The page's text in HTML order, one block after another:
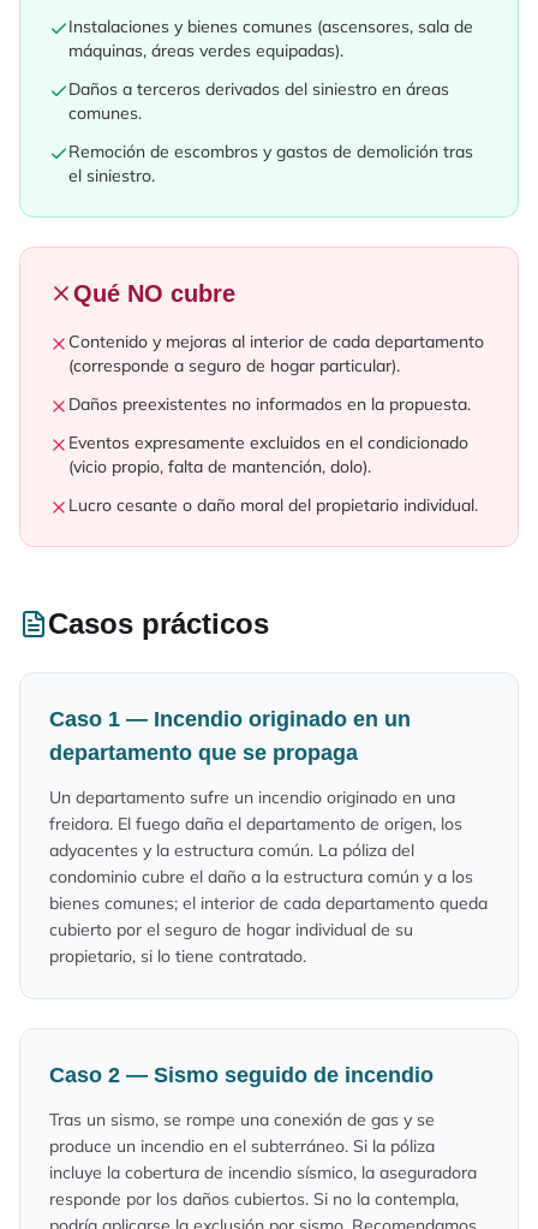
Instalaciones y bienes comunes (ascensores, sala de
máquinas, áreas verdes equipadas).
Daños a terceros derivados del siniestro en áreas
comunes.
Remoción de escombros y gastos de demolición tras
el siniestro.
Qué NO cubre
Contenido y mejoras al interior de cada departamento
(corresponde a seguro de hogar particular).
Daños preexistentes no informados en la propuesta.
Eventos expresamente excluidos en el condicionado
(vicio propio, falta de mantención, dolo).
Lucro cesante o daño moral del propietario individual.
Casos prácticos
Caso 1 — Incendio originado en un
departamento que se propaga
Un departamento sufre un incendio originado en una
freidora. El fuego daña el departamento de origen, los
adyacentes y la estructura común. La póliza del
condominio cubre el daño a la estructura común y a los
bienes comunes; el interior de cada departamento queda
cubierto por el seguro de hogar individual de su
propietario, si lo tiene contratado.
Caso 2 — Sismo seguido de incendio
Tras un sismo, se rompe una conexión de gas y se
produce un incendio en el subterráneo. Si la póliza
incluye la cobertura de incendio sísmico, la aseguradora
responde por los daños cubiertos. Si no la contempla,